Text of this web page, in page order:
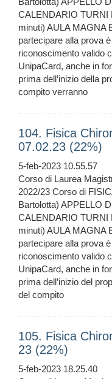
CALENDARIO TURNI
minuti) AULA MAGNA
partecipare alla prova
riconoscimento valido
UnipaCard, anche in
prima dell’inizio della
compito verranno
104. Fisica
07.02.23 (22%)
5-feb-2023 10.55.57
Corso di Laurea
2022/23 Corso di
Bartolotta) APPELLO
CALENDARIO TURNI
minuti) AULA MAGNA
partecipare alla prova
riconoscimento valido
UnipaCard, anche in
prima dell’inizio del
del compito
105. Fisica
23 (22%)
5-feb-2023 18.25.40